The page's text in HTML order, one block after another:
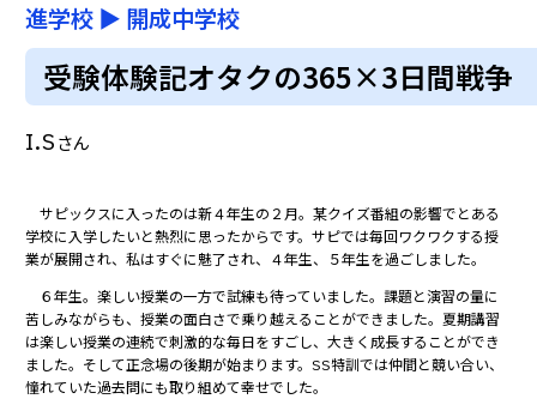
進学校 ▶ 開成中学校
受験体験記オタクの365×3日間戦争
I.Sさん
サピックスに入ったのは新４年生の２月。某クイズ番組の影響でとある
学校に入学したいと熱烈に思ったからです。サピでは毎回ワクワクする授
業が展開され、私はすぐに魅了され、４年生、５年生を過ごしました。
６年生。楽しい授業の一方で試練も待っていました。課題と演習の量に
苦しみながらも、授業の面白さで乗り越えることができました。夏期講習
は楽しい授業の連続で刺激的な毎日をすごし、大きく成長することができ
ました。そして正念場の後期が始まります。SS特訓では仲間と競い合い、
憧れていた過去問にも取り組めて幸せでした。